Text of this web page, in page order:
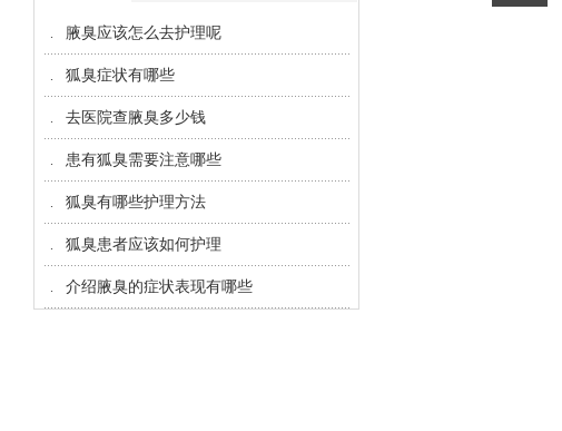
. 腋臭应该怎么去护理呢
. 狐臭症状有哪些
. 去医院查腋臭多少钱
. 患有狐臭需要注意哪些
. 狐臭有哪些护理方法
. 狐臭患者应该如何护理
. 介绍腋臭的症状表现有哪些